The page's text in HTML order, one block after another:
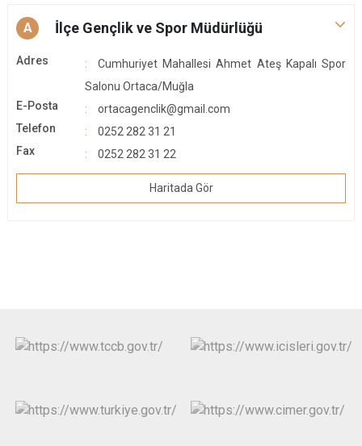
A İlçe Gençlik ve Spor Müdürlüğü
Adres
Cumhuriyet Mahallesi Ahmet Ateş Kapalı Spor
Salonu Ortaca/Muğla
E-Posta
ortacagenclik@gmail.com
Telefon
0252 282 31 21
Fax
0252 282 31 22
Haritada Gör